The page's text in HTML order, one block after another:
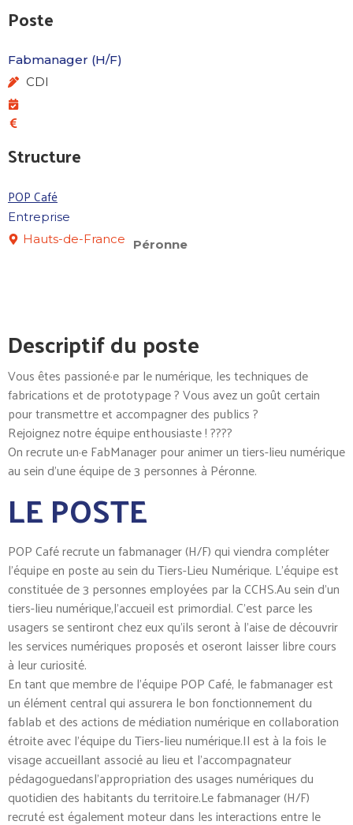
Poste
Fabmanager (H/F)
CDI
Structure
POP Café
Entreprise
Hauts-de-France
Péronne
Descriptif du poste
Vous êtes passioné·e par le numérique, les techniques de
fabrications et de prototypage ? Vous avez un goût certain
pour transmettre et accompagner des publics ?
Rejoignez notre équipe enthousiaste ! ????
On recrute un·e FabManager pour animer un tiers-lieu numérique
au sein d’une équipe de 3 personnes à Péronne.
LE POSTE
POP Café recrute un fabmanager (H/F) qui viendra compléter
l’équipe en poste au sein du Tiers-Lieu Numérique. L’équipe est
constituée de 3 personnes employées par la CCHS.Au sein d’un
tiers-lieu numérique,l’accueil est primordial. C’est parce les
usagers se sentiront chez eux qu’ils seront à l’aise de découvrir
les services numériques proposés et oseront laisser libre cours
à leur curiosité.
En tant que membre de l’équipe POP Café, le fabmanager est
un élément central qui assurera le bon fonctionnement du
fablab et des actions de médiation numérique en collaboration
étroite avec l’équipe du Tiers-lieu numérique.Il est à la fois le
visage accueillant associé au lieu et l’accompagnateur
pédagoguedansl’appropriation des usages numériques du
quotidien des habitants du territoire.Le fabmanager (H/F)
recruté est également moteur dans les interactions entre le